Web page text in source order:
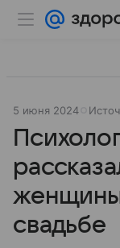
5 июня 2024
женщины
свадьбе